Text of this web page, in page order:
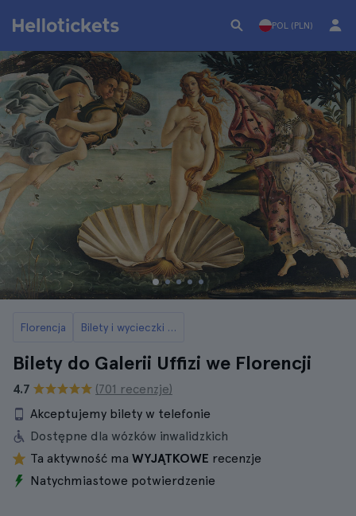
POL (PLN)
Florencja Bilety i wycieczki do Galerii Uffizi we Florencji
Bilety do Galerii Uffizi we Florencji
4.7
(701 recenzje)
Akceptujemy bilety w telefonie
Dostępne dla wózków inwalidzkich
Ta aktywność ma WYJĄTKOWE recenzje
Natychmiastowe potwierdzenie